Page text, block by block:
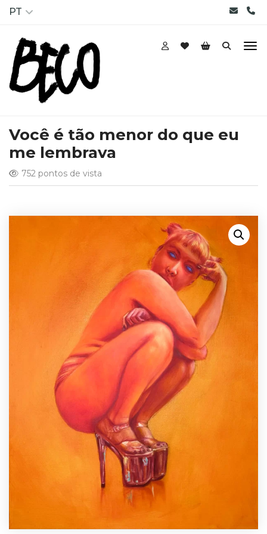
PT
Você é tão menor do que eu
me lembrava
752 pontos de vista